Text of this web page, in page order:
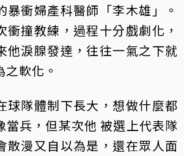
暴衝婦產科醫師「李木雄」。
衝撞教練，過程十分戲劇化，
他淚腺發達，往往一氣之下就
軟化。
球隊體制下長大，想做什麼都
當兵，但某次他 被選上代表隊
散漫又自以為是，還在眾人面